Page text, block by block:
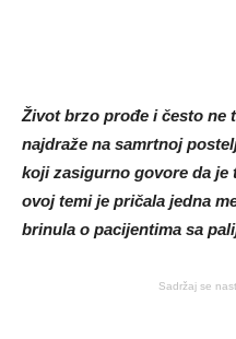
Život brzo prođe i često ne
najdraže na samrtnoj
koji zasigurno govore da je
ovoj temi je pričala jedna
brinula o pacijentima sa
Sadržaj se